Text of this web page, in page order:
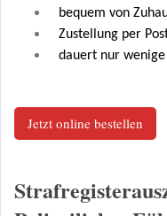
bequem von
Zustellung per
dauert nur
Jetzt online bestellen